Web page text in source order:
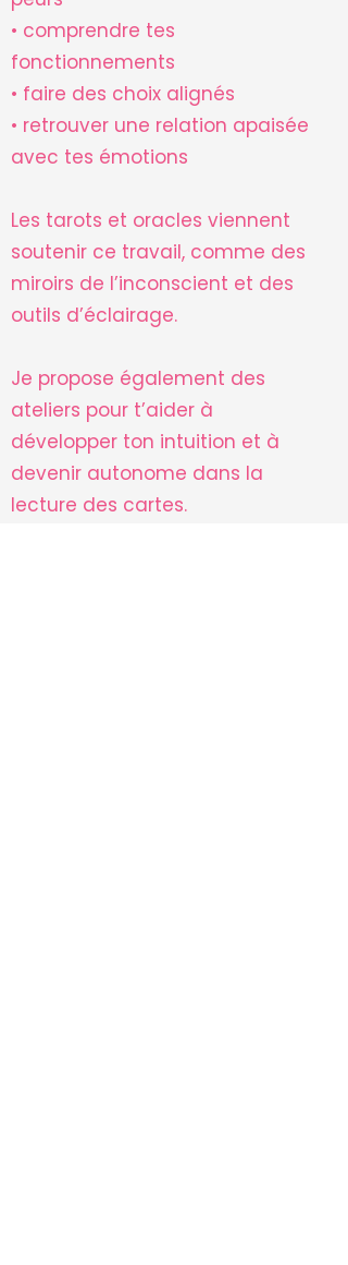
• comprendre tes
fonctionnements
• faire des choix alignés
• retrouver une relation apaisée
avec tes émotions
Les tarots et oracles viennent
soutenir ce travail, comme des
miroirs de l’inconscient et des
outils d’éclairage.
Je propose également des
ateliers pour t’aider à
développer ton intuition et à
devenir autonome dans la
lecture des cartes.